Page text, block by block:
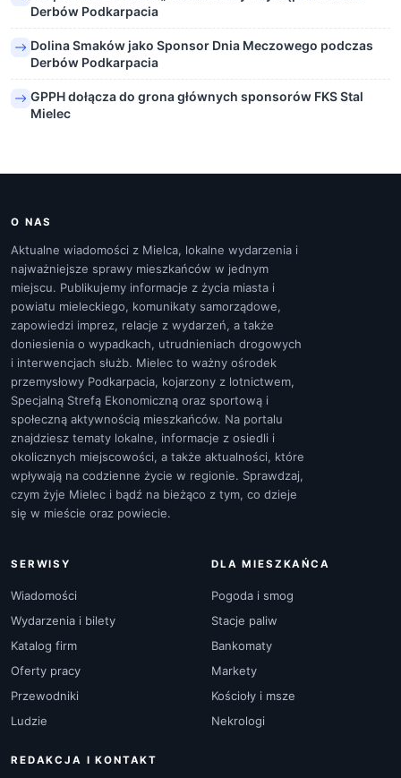
Derbów Podkarpacia
Dolina Smaków jako Sponsor Dnia Meczowego podczas
Derbów Podkarpacia
GPPH dołącza do grona głównych sponsorów FKS Stal
Mielec
O NAS
Aktualne wiadomości z Mielca, lokalne wydarzenia i
najważniejsze sprawy mieszkańców w jednym
miejscu. Publikujemy informacje z życia miasta i
powiatu mieleckiego, komunikaty samorządowe,
zapowiedzi imprez, relacje z wydarzeń, a także
doniesienia o wypadkach, utrudnieniach drogowych
i interwencjach służb. Mielec to ważny ośrodek
przemysłowy Podkarpacia, kojarzony z lotnictwem,
Specjalną Strefą Ekonomiczną oraz sportową i
społeczną aktywnością mieszkańców. Na portalu
znajdziesz tematy lokalne, informacje z osiedli i
okolicznych miejscowości, a także aktualności, które
wpływają na codzienne życie w regionie. Sprawdzaj,
czym żyje Mielec i bądź na bieżąco z tym, co dzieje
się w mieście oraz powiecie.
SERWISY
Wiadomości
Wydarzenia i bilety
Katalog firm
Oferty pracy
Przewodniki
Ludzie
DLA MIESZKAŃCA
Pogoda i smog
Stacje paliw
Bankomaty
Markety
Kościoły i msze
Nekrologi
REDAKCJA I KONTAKT